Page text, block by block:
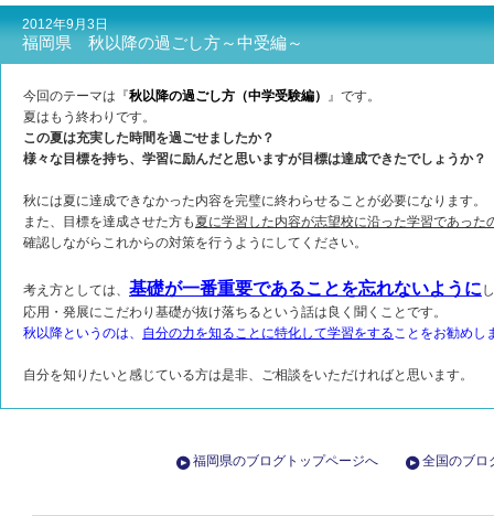
2012年9月3日
福岡県 秋以降の過ごし方～中受編～
今回のテーマは『秋以降の過ごし方（中学受験編） 』です。
夏はもう終わりです。
この夏は充実した時間を過ごせましたか？
様々な目標を持ち、学習に励んだと思いますが目標は達成できたでしょうか？
秋には夏に達成できなかった内容を完璧に終わらせることが必要になります。
また、目標を達成させた方も夏に学習した内容が志望校に沿った学習であった
確認しながらこれからの対策を行うようにしてください。
考え方としては、 基礎が一番重要であることを忘れないように
応用・発展にこだわり基礎が抜け落ちるという話は良く聞くことです。
秋以降というのは、 自分の力を知ることに特化して学習をすることをお勧めし
自分を知りたいと感じている方は是非、ご相談をいただければと思います。
福岡県のブログトップページへ 全国のブロ